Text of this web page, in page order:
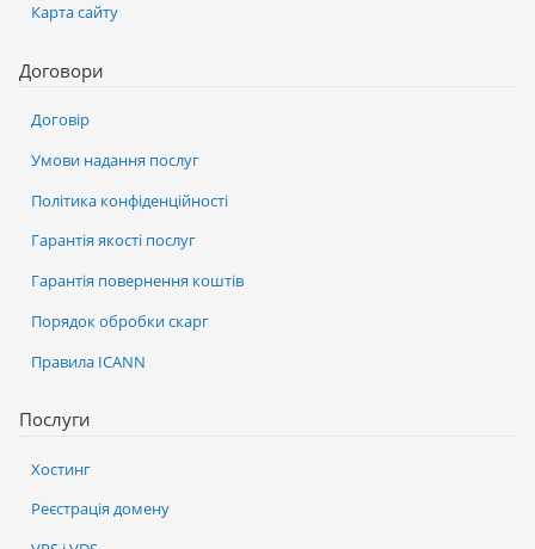
Послуги
Хостинг
Реєстрація домену
Карта сайту
Договори
Договір
Умови надання послуг
Політика конфіденційності
Гарантія якості послуг
Гарантія повернення коштів
Порядок обробки скарг
Правила ICANN